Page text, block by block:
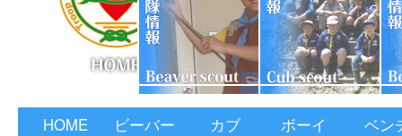
HOME
ビーバー
カブ
ボーイ
ベン